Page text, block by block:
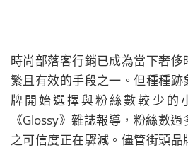
時尚部落客行銷已成為當下奢
繁且有效的手段之一。但種種
牌開始選擇與粉絲數較少的
《Glossy》雜誌報導，粉絲數
之可信度正在驟減。儘管街頭